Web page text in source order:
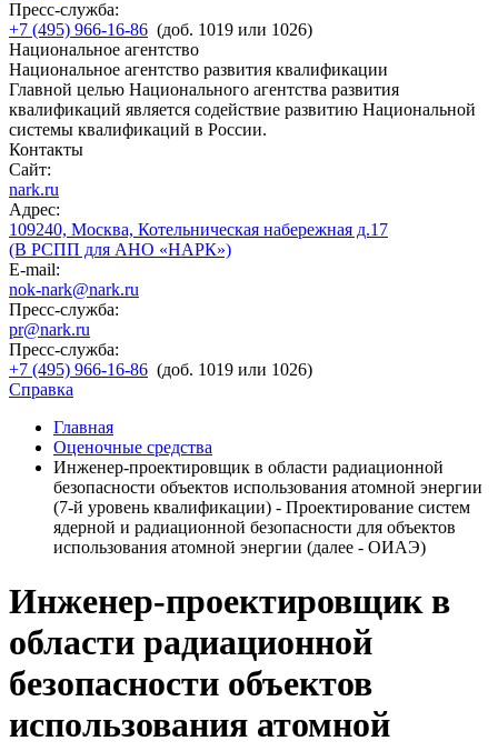
Пресс-служба:
+7 (495) 966-16-86 (доб. 1019 или 1026)
Национальное агентство
Национальное агентство развития квалификации
Главной целью Национального агентства развития
квалификаций является содействие развитию Национальной
системы квалификаций в России.
Контакты
Сайт:
nark.ru
Адрес:
109240, Москва, Котельническая набережная д.17
(В РСПП для АНО «НАРК»)
E-mail:
nok-nark@nark.ru
Пресс-служба:
pr@nark.ru
Пресс-служба:
+7 (495) 966-16-86 (доб. 1019 или 1026)
Справка
Главная
Оценочные средства
Инженер-проектировщик в области радиационной
безопасности объектов использования атомной энергии
(7-й уровень квалификации) - Проектирование систем
ядерной и радиационной безопасности для объектов
использования атомной энергии (далее - ОИАЭ)
Инженер-проектировщик в
области радиационной
безопасности объектов
использования атомной